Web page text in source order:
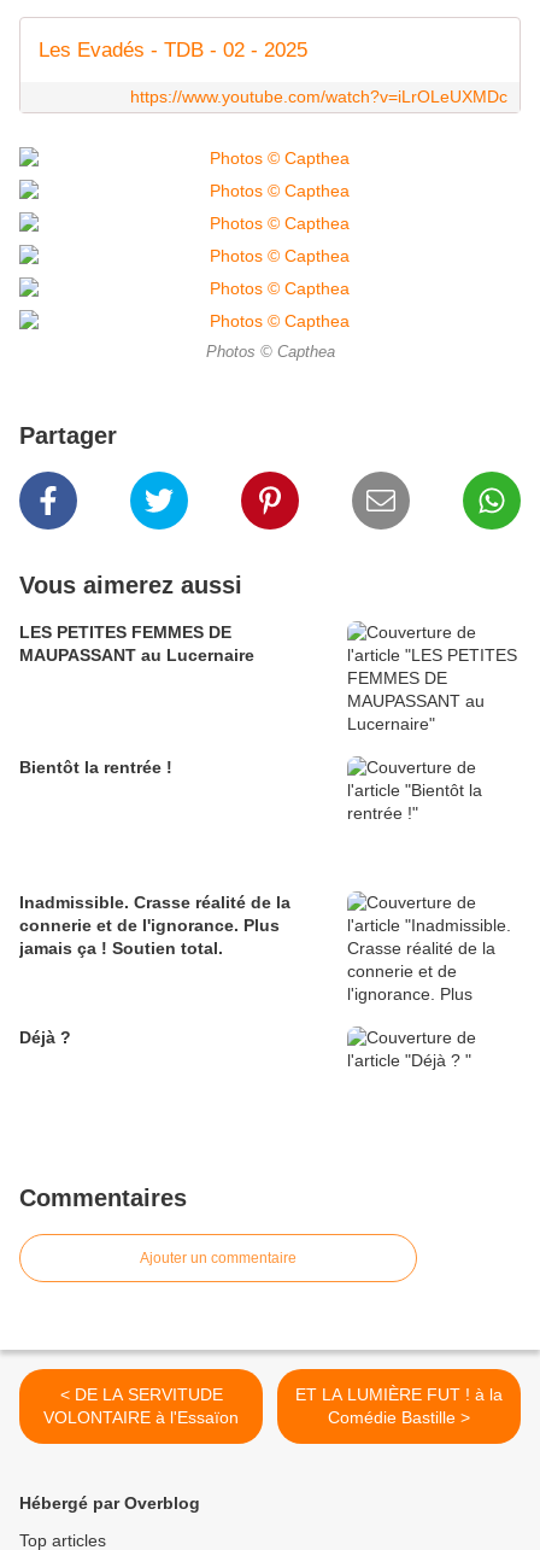
Les Evadés - TDB - 02 - 2025
https://www.youtube.com/watch?v=iLrOLeUXMDc
Photos © Capthea
Partager
Vous aimerez aussi
LES PETITES FEMMES DE
MAUPASSANT au Lucernaire
Bientôt la rentrée !
Inadmissible. Crasse réalité de la
connerie et de l'ignorance. Plus
jamais ça ! Soutien total.
Déjà ?
Commentaires
Ajouter un commentaire
< DE LA SERVITUDE
VOLONTAIRE à l'Essaïon
ET LA LUMIÈRE FUT ! à la
Comédie Bastille >
Hébergé par Overblog
Top articles